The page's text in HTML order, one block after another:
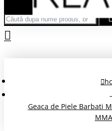
Căută după nume
Geaca de Piele Barbati